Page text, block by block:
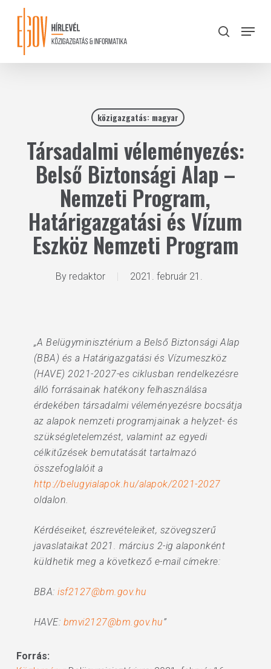
content
search
Menu
közigazgatás: magyar
Társadalmi véleményezés:
Belső Biztonsági Alap –
Nemzeti Program,
Határigazgatási és Vízum
Eszköz Nemzeti Program
By redaktor 2021. február 21.
„A Belügyminisztérium a Belső Biztonsági Alap
(BBA) és a Határigazgatási és Vízumeszköz
(HAVE) 2021-2027-es ciklusban rendelkezésre
álló forrásainak hatékony felhasználása
érdekében társadalmi véleményezésre bocsátja
az alapok nemzeti programjainak a helyzet- és
szükségletelemzést, valamint az egyedi
célkitűzések bemutatását tartalmazó
összefoglalóit a
http://belugyialapok.hu/alapok/2021-2027
oldalon.
Kérdéseiket, észrevételeiket, szövegszerű
javaslataikat 2021. március 2-ig alaponként
küldhetik meg a következő e-mail címekre:
BBA:isf2127@bm.gov.hu
HAVE: bmvi2127@bm.gov.hu”
Forrás:
Close